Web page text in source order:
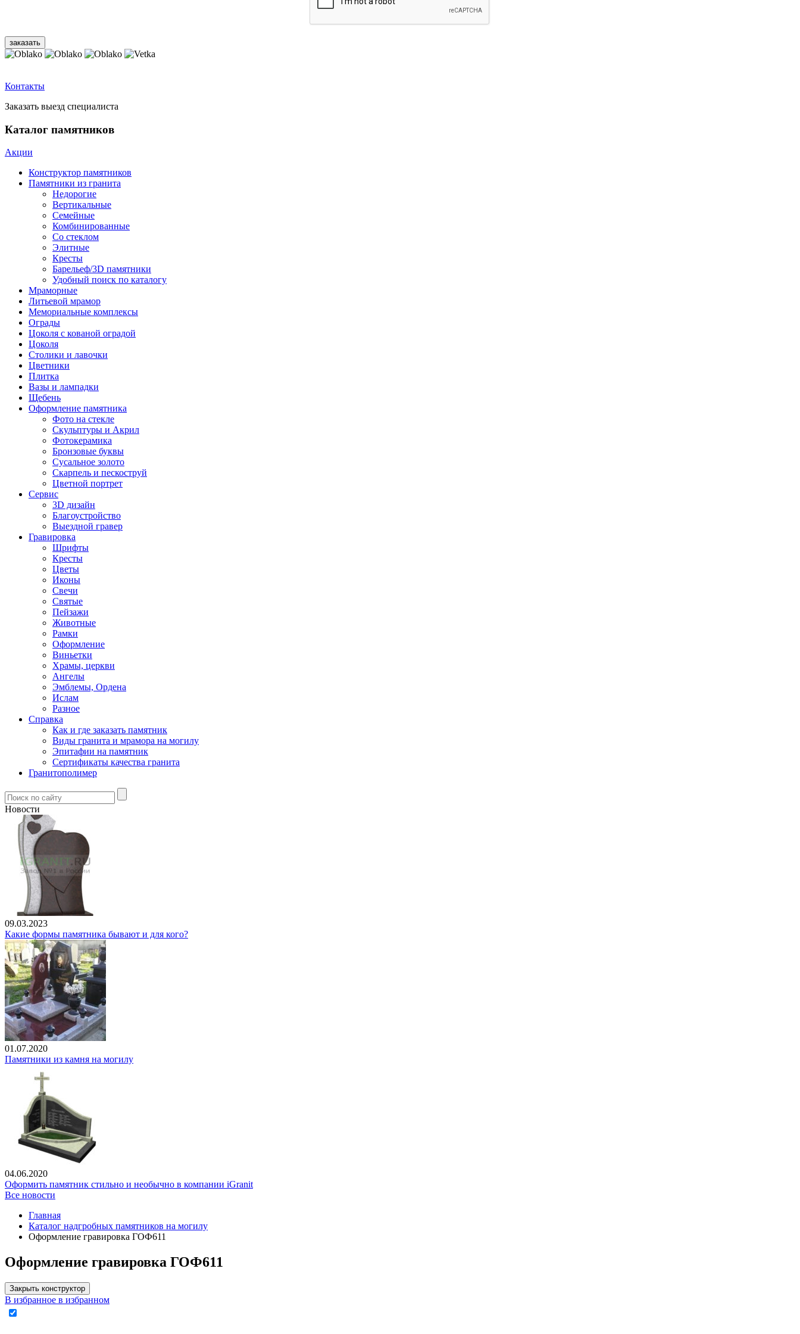
Контакты
Заказать выезд специалиста
Каталог памятников
Акции
Конструктор памятников
Памятники из гранита
Недорогие
Вертикальные
Семейные
Комбинированные
Со стеклом
Элитные
Кресты
Барельеф/3D памятники
Удобный поиск по каталогу
Мраморные
Литьевой мрамор
Мемориальные комплексы
Ограды
Цоколя с кованой оградой
Цоколя
Столики и лавочки
Цветники
Плитка
Вазы и лампадки
Щебень
Оформление памятника
Фото на стекле
Скульптуры и Акрил
Фотокерамика
Бронзовые буквы
Сусальное золото
Скарпель и пескоструй
Цветной портрет
Сервис
3D дизайн
Благоустройство
Выездной гравер
Гравировка
Шрифты
Кресты
Цветы
Иконы
Свечи
Святые
Пейзажи
Животные
Рамки
Оформление
Виньетки
Храмы, церкви
Ангелы
Эмблемы, Ордена
Ислам
Разное
Справка
Как и где заказать памятник
Виды гранита и мрамора на могилу
Эпитафии на памятник
Сертификаты качества гранита
Гранитополимер
Новости
09.03.2023
Какие формы памятника бывают и для кого?
01.07.2020
Памятники из камня на могилу
04.06.2020
Оформить памятник стильно и необычно в компании iGranit
Все новости
Главная
Каталог надгробных памятников на могилу
Оформление гравировка ГОФ611
Оформление гравировка ГОФ611
Закрыть конструктор
В избранное в избранном